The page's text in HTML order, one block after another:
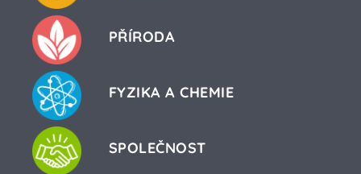
PŘÍRODA
FYZIKA A CHEMIE
SPOLEČNOST